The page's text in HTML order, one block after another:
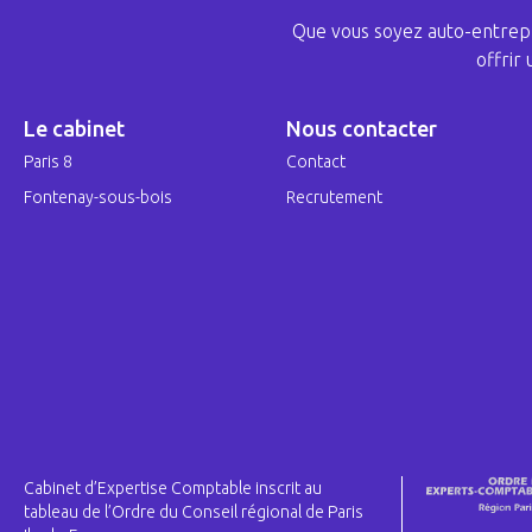
Que vous soyez auto-
offrir
Le cabinet
Paris 8
Fontenay-sous-bois
Nous contacter
Contact
Recrutement
Cabinet d’Expertise Comptable inscrit au
tableau de l’Ordre du Conseil régional de Paris